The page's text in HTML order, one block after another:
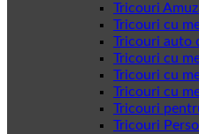
Tricouri
Tricouri cu
Tricouri auto
Tricouri cu
Tricouri cu
Tricouri cu
Tricouri
Tricouri